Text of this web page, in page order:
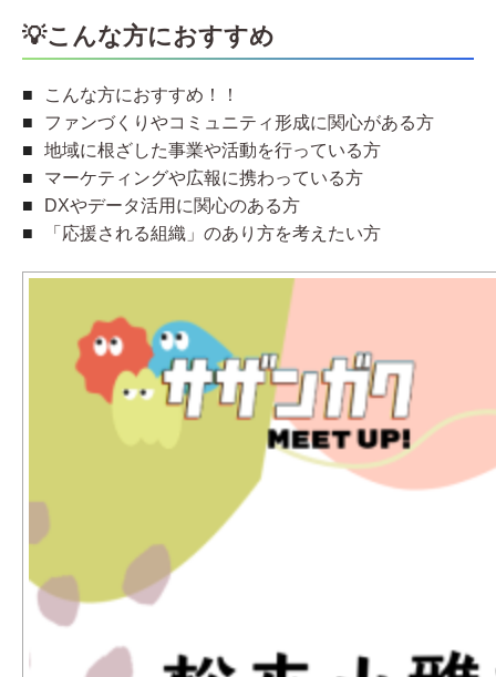
💡こんな方におすすめ
こんな方におすすめ！！
ファンづくりやコミュニティ形成に関心がある方
地域に根ざした事業や活動を行っている方
マーケティングや広報に携わっている方
DXやデータ活用に関心のある方
「応援される組織」のあり方を考えたい方